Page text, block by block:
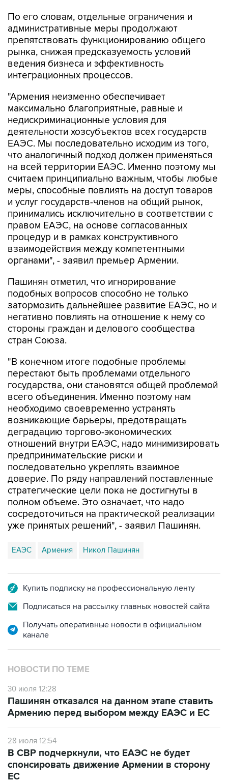
По его словам, отдельные ограничения и
административные меры продолжают
препятствовать функционированию общего
рынка, снижая предсказуемость условий
ведения бизнеса и эффективность
интеграционных процессов.
"Армения неизменно обеспечивает
максимально благоприятные, равные и
недискриминационные условия для
деятельности хозсубъектов всех государств
ЕАЭС. Мы последовательно исходим из того,
что аналогичный подход должен применяться
на всей территории ЕАЭС. Именно поэтому мы
считаем принципиально важным, чтобы любые
меры, способные повлиять на доступ товаров
и услуг государств-членов на общий рынок,
принимались исключительно в соответствии с
правом ЕАЭС, на основе согласованных
процедур и в рамках конструктивного
взаимодействия между компетентными
органами", - заявил премьер Армении.
Пашинян отметил, что игнорирование
подобных вопросов способно не только
затормозить дальнейшее развитие ЕАЭС, но и
негативно повлиять на отношение к нему со
стороны граждан и делового сообщества
стран Союза.
"В конечном итоге подобные проблемы
перестают быть проблемами отдельного
государства, они становятся общей проблемой
всего объединения. Именно поэтому нам
необходимо своевременно устранять
возникающие барьеры, предотвращать
деградацию торгово-экономических
отношений внутри ЕАЭС, надо минимизировать
предпринимательские риски и
последовательно укреплять взаимное
доверие. По ряду направлений поставленные
стратегические цели пока не достигнуты в
полном объеме. Это означает, что надо
сосредоточиться на практической реализации
уже принятых решений", - заявил Пашинян.
ЕАЭС Армения Никол Пашинян
Купить подписку на профессиональную ленту
Подписаться на рассылку главных новостей сайта
Получать оперативные новости в официальном
канале
НОВОСТИ ПО ТЕМЕ
30 июля 12:28
Пашинян отказался на данном этапе ставить
Армению перед выбором между ЕАЭС и ЕС
28 июля 12:54
В СВР подчеркнули, что ЕАЭС не будет
спонсировать движение Армении в сторону
ЕС